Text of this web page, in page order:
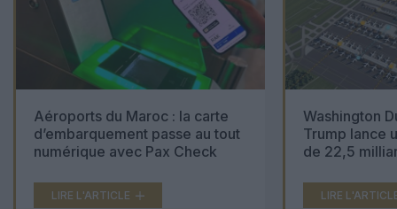
Aéroports du Maroc : la carte
d’embarquement passe au tout
numérique avec Pax Check
LIRE L'ARTICLE
Washington
Trump lance
de 22,5
LIRE